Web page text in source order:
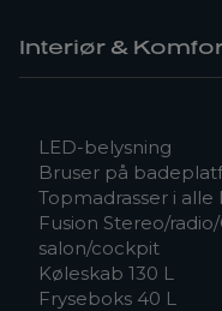
Interiør &
LED-belysning
Bruser på
Topmadrasser i alle
Fusion Stereo/
salon/cockpit
Køleskab 130 L
Fryseboks 40 L